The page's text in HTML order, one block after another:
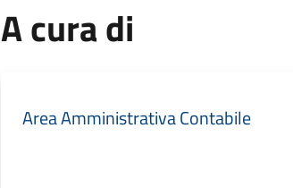
A cura di
Area Amministrativa Contabile